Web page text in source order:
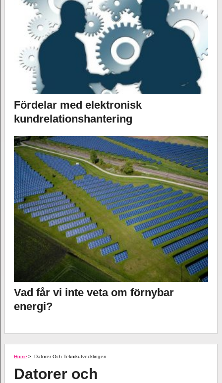
Fördelar med elektronisk
kundrelationshantering
Vad får vi inte veta om förnybar
energi?
Home > Datorer Och Teknikutvecklingen
Datorer och